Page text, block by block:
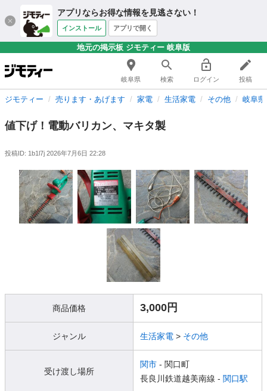
アプリならお得な情報を見逃さない！
インストール アプリで開く
地元の掲示板 ジモティー 岐阜版
岐阜県 検索 ログイン 投稿
ジモティー 売ります・あげます 家電 生活家電 その他 岐阜
値下げ！電動バリカン、マキタ製
投稿ID: 1b1l7j 2026年7月6日 22:28
商品価格 3,000円
ジャンル 生活家電 > その他
受け渡し場所
関市 - 関口町
長良川鉄道越美南線 - 関口駅